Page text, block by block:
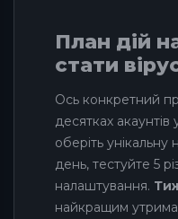
План дій
стати
Ось конкретний
десятках акаунтів
оберіть унікальну
день, тестуйте 5
налаштування.
найкращим